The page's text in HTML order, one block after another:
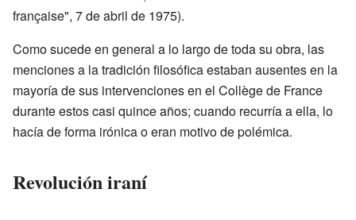
française", 7 de abril de 1975).
Como sucede en general a lo largo de toda su obra, las
menciones a la tradición filosófica estaban ausentes en la
mayoría de sus intervenciones en el Collège de France
durante estos casi quince años; cuando recurría a ella, lo
hacía de forma irónica o eran motivo de polémica.
Revolución iraní